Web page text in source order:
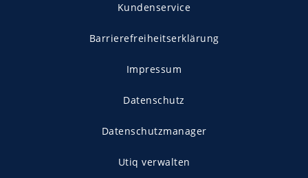
Kundenservice
Barrierefreiheitserklärung
Impressum
Datenschutz
Datenschutzmanager
Utiq verwalten